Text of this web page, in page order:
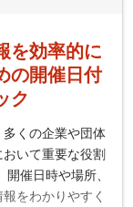
を効率的に
の開催日付
ク
くの企業や団体
いて重要な役割
催日時や場所、
をわかりやすく